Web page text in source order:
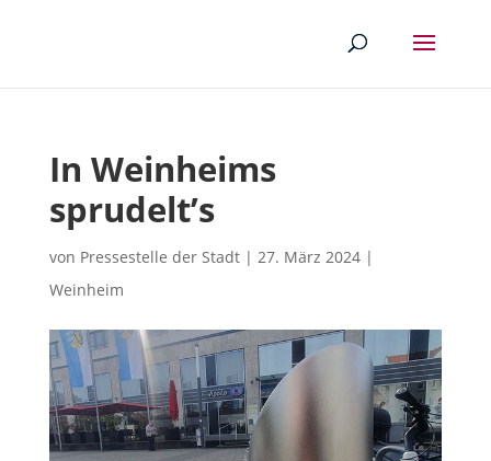
In Weinheims
sprudelt’s
von Pressestelle der Stadt| 27. März 2024|
Weinheim